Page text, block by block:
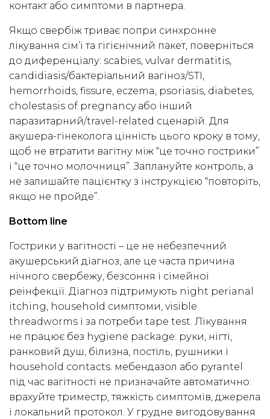
контакт або симптоми в партнера.
Якщо свербіж триває попри синхронне
лікування сім’ї та гігієнічний пакет, поверніться
до диференціалу: scabies, vulvar dermatitis,
candidiasis/бактеріальний вагіноз/STI,
hemorrhoids, fissure, eczema, psoriasis, diabetes,
cholestasis of pregnancy або інший
паразитарний/travel-related сценарій. Для
акушера-гінеколога цінність цього кроку в тому,
щоб не втратити вагітну між “це точно гострики”
і “це точно молочниця”. Заплануйте контроль, а
не залишайте пацієнтку з інструкцією “повторіть,
якщо не пройде”.
Bottom line
Гострики у вагітності – це не небезпечний
акушерський діагноз, але це часта причина
нічного свербежу, безсоння і сімейної
реінфекції. Діагноз підтримують night perianal
itching, household симптоми, visible
threadworms і за потреби tape test. Лікування
не працює без hygiene package: руки, нігті,
ранковий душ, білизна, постіль, рушники і
household contacts. мебендазол або pyrantel
під час вагітності не призначайте автоматично:
врахуйте триместр, тяжкість симптомів, джерела
і локальний протокол. У грудне вигодовування